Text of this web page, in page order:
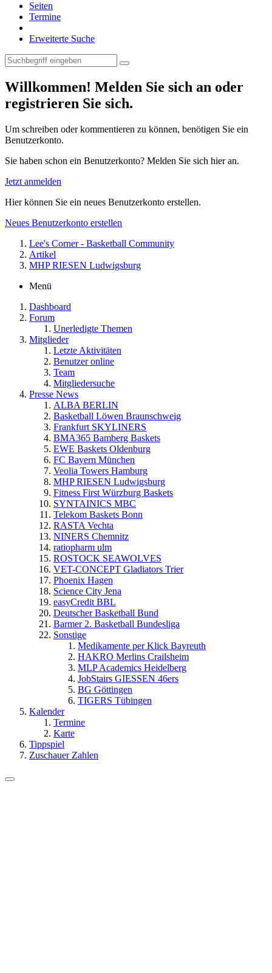
Seiten
Termine
Erweiterte Suche
Willkommen! Melden Sie sich an oder
registrieren Sie sich.
Um schreiben oder kommentieren zu können, benötigen Sie ein
Benutzerkonto.
Sie haben schon ein Benutzerkonto? Melden Sie sich hier an.
Jetzt anmelden
Hier können Sie ein neues Benutzerkonto erstellen.
Neues Benutzerkonto erstellen
Lee's Corner - Basketball Community
Artikel
MHP RIESEN Ludwigsburg
Menü
Dashboard
Forum
Unerledigte Themen
Mitglieder
Letzte Aktivitäten
Benutzer online
Team
Mitgliedersuche
Presse News
ALBA BERLIN
Basketball Löwen Braunschweig
Frankfurt SKYLINERS
BMA365 Bamberg Baskets
EWE Baskets Oldenburg
FC Bayern München
Veolia Towers Hamburg
MHP RIESEN Ludwigsburg
Fitness First Würzburg Baskets
SYNTAINICS MBC
Telekom Baskets Bonn
RASTA Vechta
NINERS Chemnitz
ratiopharm ulm
ROSTOCK SEAWOLVES
VET-CONCEPT Gladiators Trier
Phoenix Hagen
Science City Jena
easyCredit BBL
Deutscher Basketball Bund
Barmer 2. Basketball Bundesliga
Sonstige
Medikamente per Klick Bayreuth
HAKRO Merlins Crailsheim
MLP Academics Heidelberg
JobStairs GIESSEN 46ers
BG Göttingen
TIGERS Tübingen
Kalender
Termine
Karte
Tippspiel
Zuschauer Zahlen